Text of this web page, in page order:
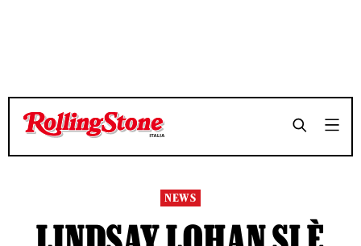
TEMPO DI LETTURA 4 MINUTI
TEMPO DI LETTURA 4 MINUTI
NEWS